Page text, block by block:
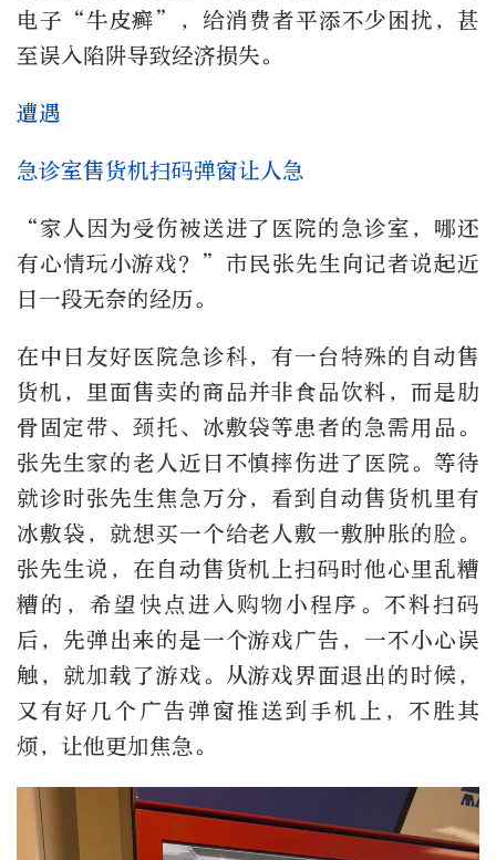
电子“牛皮癣”，给消费者平添不少困扰，甚
至误入陷阱导致经济损失。
遭遇
急诊室售货机扫码弹窗让人急
“家人因为受伤被送进了医院的急诊室，哪还
有心情玩小游戏？”市民张先生向记者说起近
日一段无奈的经历。
在中日友好医院急诊科，有一台特殊的自动售
货机，里面售卖的商品并非食品饮料，而是肋
骨固定带、颈托、冰敷袋等患者的急需用品。
张先生家的老人近日不慎摔伤进了医院。等待
就诊时张先生焦急万分，看到自动售货机里有
冰敷袋，就想买一个给老人敷一敷肿胀的脸。
张先生说，在自动售货机上扫码时他心里乱糟
糟的，希望快点进入购物小程序。不料扫码
后，先弹出来的是一个游戏广告，一不小心误
触，就加载了游戏。从游戏界面退出的时候，
又有好几个广告弹窗推送到手机上，不胜其
烦，让他更加焦急。